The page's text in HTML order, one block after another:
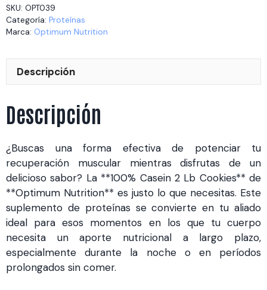
(OPT039)
SKU: OPT039
Categoría: Proteínas
Marca: Optimum Nutrition
Descripción
Descripción
¿Buscas una forma efectiva de potenciar tu
recuperación muscular mientras disfrutas de un
delicioso sabor? La **100% Casein 2 Lb Cookies** de
**Optimum Nutrition** es justo lo que necesitas. Este
suplemento de proteínas se convierte en tu aliado
ideal para esos momentos en los que tu cuerpo
necesita un aporte nutricional a largo plazo,
especialmente durante la noche o en períodos
prolongados sin comer.